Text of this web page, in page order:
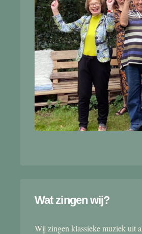
Wat zingen wij?
Wij zingen klassieke muziek uit